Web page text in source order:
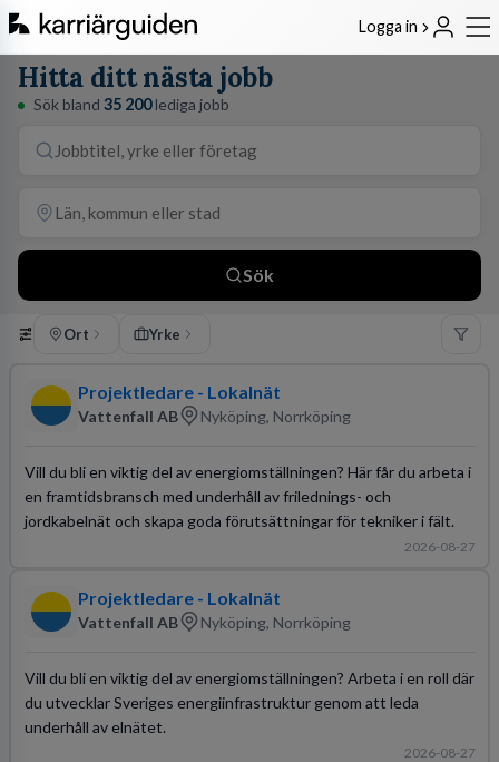
Logga in
Hitta ditt nästa jobb
Sök bland 35 200lediga jobb
Sök
Ort Yrke
Projektledare - Lokalnät
Vattenfall AB Nyköping, Norrköping
Vill du bli en viktig del av energiomställningen? Här får du arbeta i
en framtidsbransch med underhåll av frilednings- och
jordkabelnät och skapa goda förutsättningar för tekniker i fält.
2026-08-27
Projektledare - Lokalnät
Vattenfall AB Nyköping, Norrköping
Vill du bli en viktig del av energiomställningen? Arbeta i en roll där
du utvecklar Sveriges energiinfrastruktur genom att leda
underhåll av elnätet.
2026-08-27